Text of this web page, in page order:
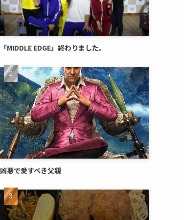
「MIDDLE EDGE」終わりました。
凶悪で愛すべき父親